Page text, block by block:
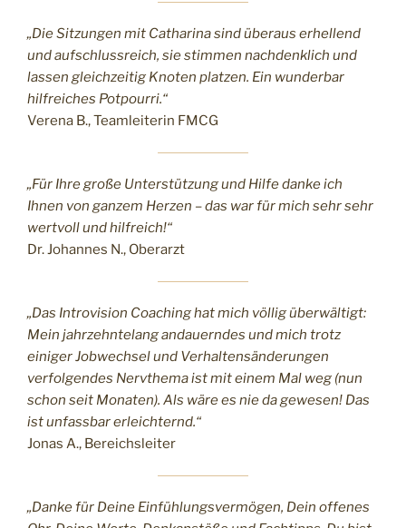
„Die Sitzungen mit Catharina sind überaus erhellend
und aufschlussreich, sie stimmen nachdenklich und
lassen gleichzeitig Knoten platzen. Ein wunderbar
hilfreiches Potpourri.“
Verena B., Teamleiterin FMCG
„Für Ihre große Unterstützung und Hilfe danke ich
Ihnen von ganzem Herzen – das war für mich sehr sehr
wertvoll und hilfreich!“
Dr. Johannes N., Oberarzt
„Das Introvision Coaching hat mich völlig überwältigt:
Mein jahrzehntelang andauerndes und mich trotz
einiger Jobwechsel und Verhaltensänderungen
verfolgendes Nervthema ist mit einem Mal weg (nun
schon seit Monaten). Als wäre es nie da gewesen! Das
ist unfassbar erleichternd.“
Jonas A., Bereichsleiter
„Danke für Deine Einfühlungsvermögen, Dein offenes